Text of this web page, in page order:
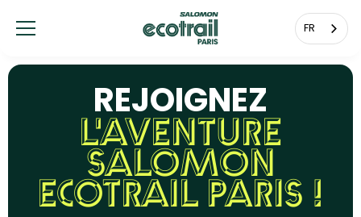
Panneau de gestion des cookies
FR
REJOIGNEZ
L'AVENTURE
SALOMON
ECOTRAIL PARIS !